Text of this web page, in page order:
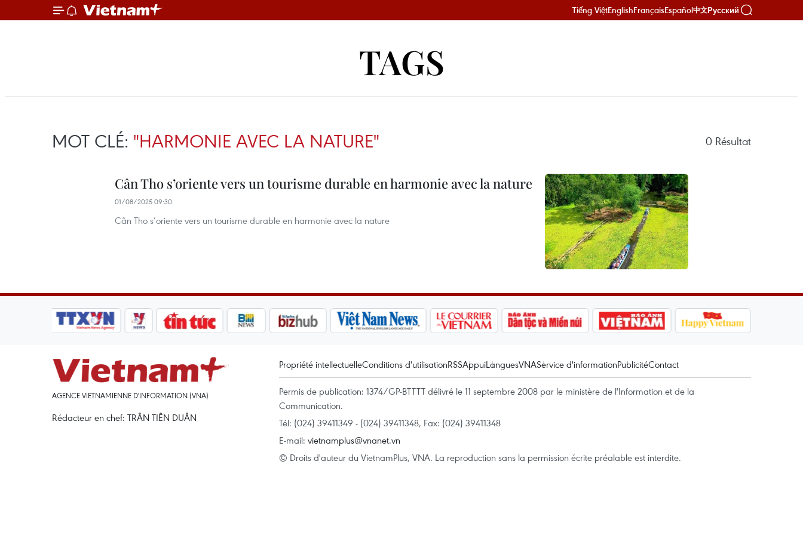
Tiếng ViệtEnglishFrançaisEspañol中文Русский
TAGS
MOT CLÉ: "HARMONIE AVEC LA NATURE" 0 Résultat
Cân Tho s’oriente vers un tourisme durable en harmonie avec la nature
01/08/2025 09:30
Cân Tho s’oriente vers un tourisme durable en harmonie avec la nature
AGENCE VIETNAMIENNE D'INFORMATION (VNA)
Rédacteur en chef: TRÂN TIÊN DUÂN
Propriété intellectuelleConditions d'utilisationRSSAppuiLanguesVNAService d'informationPublicitéContact
Permis de publication: 1374/GP-BTTTT délivré le 11 septembre 2008 par le ministère de l'Information et de la
Communication.
Tél: (024) 39411349 - (024) 39411348, Fax: (024) 39411348
E-mail: vietnamplus@vnanet.vn
© Droits d'auteur du VietnamPlus, VNA. La reproduction sans la permission écrite préalable est interdite.